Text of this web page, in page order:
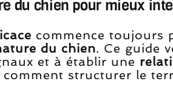
du chien pour mieux
commence toujours
du chien. Ce guide
et à établir une
comment structurer le